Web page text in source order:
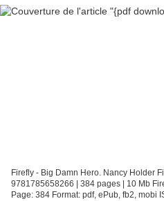
Firefly - Big Damn Hero. Nancy Holder
9781785658266 | 384 pages | 10 Mb
Page: 384 Format: pdf, ePub, fb2, mobi